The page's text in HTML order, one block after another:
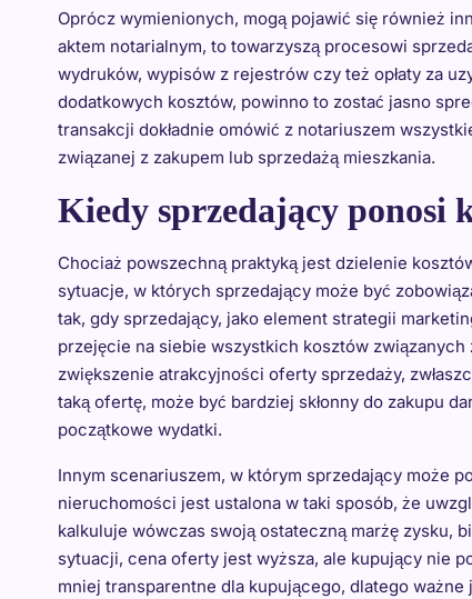
Oprócz wymienionych, mogą pojawić się również
aktem notarialnym, to towarzyszą procesowi
wydruków, wypisów z rejestrów czy też opłaty za
dodatkowych kosztów, powinno to zostać jasno
transakcji dokładnie omówić z notariuszem
związanej z zakupem lub sprzedażą mieszkania.
Kiedy sprzedający ponosi
Chociaż powszechną praktyką jest dzielenie
sytuacje, w których sprzedający może być
tak, gdy sprzedający, jako element strategii
przejęcie na siebie wszystkich kosztów
zwiększenie atrakcyjności oferty sprzedaży,
taką ofertę, może być bardziej skłonny do zakupu
początkowe wydatki.
Innym scenariuszem, w którym sprzedający może
nieruchomości jest ustalona w taki sposób, że
kalkuluje wówczas swoją ostateczną marżę zysku,
sytuacji, cena oferty jest wyższa, ale kupujący nie
mniej transparentne dla kupującego, dlatego